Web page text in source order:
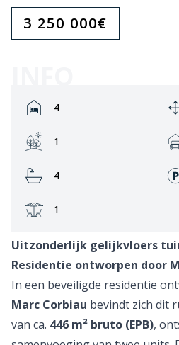
3 250 000€
Rooms:
4
Garden:
1
Bathrooms:
4
Terrace:
1
Uitzonderlijk gelijkvloers
Residentie ontworpen door
In een beveiligde residentie
Marc Corbiau bevindt zich dit
van ca. 446 m² bruto (EPB),